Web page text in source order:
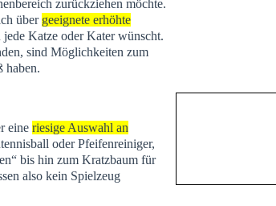
zurückziehen möchte.
über geeignete erhöhte
jede Katze oder Kater wünscht.
sind Möglichkeiten zum
haben.
eineriesige Auswahl an
oder Pfeifenreiniger,
bis hin zum Kratzbaum für
also kein Spielzeug